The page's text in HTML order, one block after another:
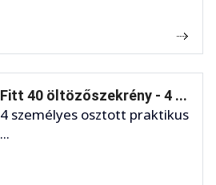
Fitt 40 öltözőszekrény - 4 ...
4 személyes osztott praktikus
...